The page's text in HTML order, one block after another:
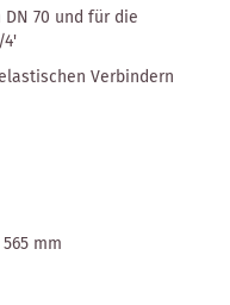
70 und für die
Verbindern
mm